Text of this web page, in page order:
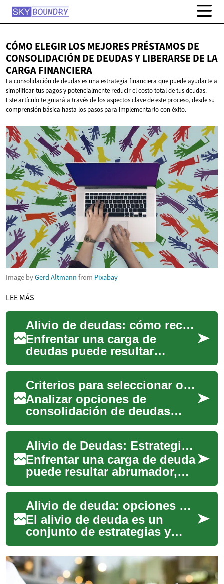
CÓMO ELEGIR LOS MEJORES PRÉSTAMOS DE
CONSOLIDACIÓN DE DEUDAS Y LIBERARSE DE LA
CARGA FINANCIERA
La consolidación de deudas es una estrategia financiera que puede ayudarte a
simplificar tus pagos y potencialmente reducir el costo total de tus deudas.
Este artículo te guiará a través de los aspectos clave de este proceso, desde su
comprensión básica hasta los pasos para implementarlo con éxito.
Image byGerd Altmann from Pixabay
LEE MÁS
Alivio de deudas: cómo recuperar tu salud financiera
Enfrentar una carga de
deudas puede resultar
abrumador, pero el alivio de
deudas existe para ayudarte a
recuperar el ...
Criterios para seleccionar opciones según tipos y plazos
Analizar opciones de
consolidación de deudas
exige revisar tipos de
préstamo, plazos y costes
asociados. Este artícul...
Alivio de Deudas: Estrategias para Recuperar tu Salud Financiera
Enfrentar una carga de deuda
puede resultar abrumador,
pero hay pasos concretos y
soluciones accesibles para
recupera...
Alivio de deuda: opciones prácticas y qué esperar
El alivio de deuda es un
conjunto de estrategias y
herramientas diseñadas para
reducir la carga financiera de
persona...